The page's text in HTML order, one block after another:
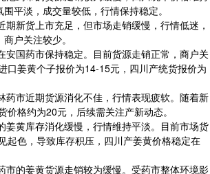
平淡，成交量较低，行情保持稳定。
期新货上市充足，但市场走销缓慢，行情低迷，
户关注较少。
安国药市保持稳定。目前货源走销正常，商户关
口姜黄个子报价为14-15元，四川产统货报价为
药市近期货源消化不佳，行情表现疲软。随着新
价格约为20元，后续需关注产新动态。
姜黄库存消化缓慢，行情维持平淡。目前市场货
起色，导致库存积压，四川产姜黄价格稳定在
市的姜黄货源走销较为缓慢。受药市整体环境影